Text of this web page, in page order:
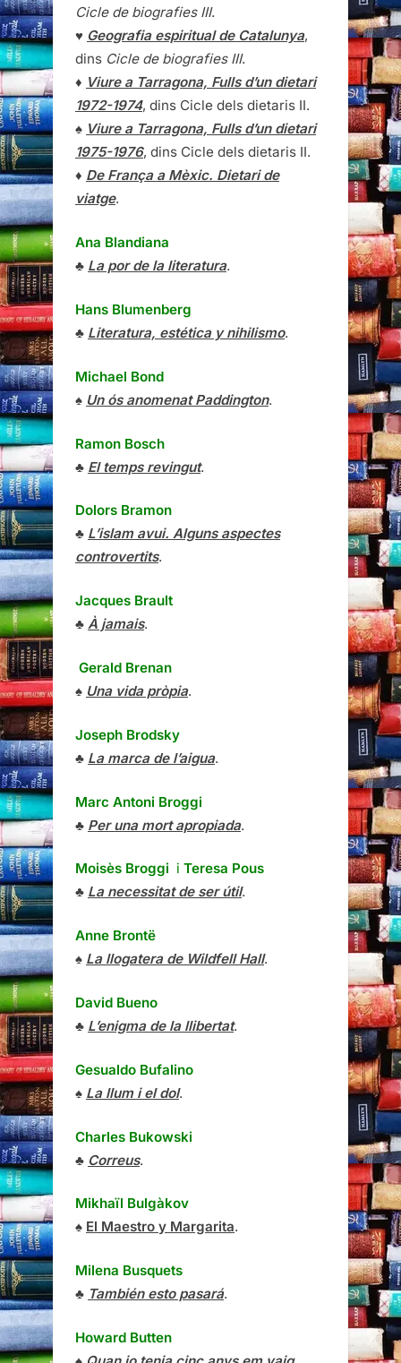
Cicle de biografies III.
♥ Geografia espiritual de Catalunya,
dins Cicle de biografies III.
♦ Viure a Tarragona, Fulls d’un dietari
1972-1974, dins Cicle dels dietaris II.
♠ Viure a Tarragona, Fulls d’un dietari
1975-1976, dins Cicle dels dietaris II.
♦ De França a Mèxic. Dietari de
viatge.
Ana Blandiana
♣ La por de la literatura.
Hans Blumenberg
♣ Literatura, estética y nihilismo.
Michael Bond
♠ Un ós anomenat Paddington.
Ramon Bosch
♣ El temps revingut.
Dolors Bramon
♣ L’islam avui. Alguns aspectes
controvertits.
Jacques Brault
♣ À jamais.
Gerald Brenan
♠ Una vida pròpia.
Joseph Brodsky
♣ La marca de l’aigua.
Marc Antoni Broggi
♣ Per una mort apropiada.
Moisès Broggi i Teresa Pous
♣ La necessitat de ser útil.
Anne Brontë
♠ La llogatera de Wildfell Hall.
David Bueno
♣ L’enigma de la llibertat.
Gesualdo Bufalino
♠ La llum i el dol.
Charles Bukowski
♣ Correus.
Mikhaïl Bulgàkov
♠ El Maestro y Margarita.
Milena Busquets
♣ También esto pasará.
Howard Butten